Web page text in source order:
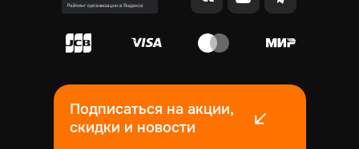
Подписаться на акции,
скидки и новости